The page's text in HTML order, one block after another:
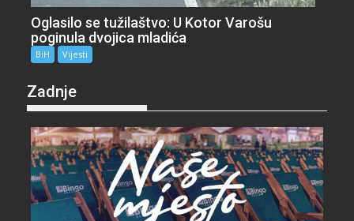
Oglasilo se tužilaštvo: U Kotor Varošu
poginula dvojica mladića
BiH Vijesti
Zadnje